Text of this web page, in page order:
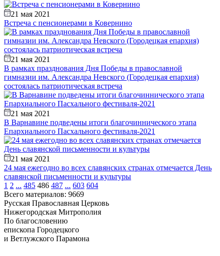
21 мая 2021
Встреча с пенсионерами в Ковернино
21 мая 2021
В рамках празднования Дня Победы в православной
гимназии им. Александра Невского (Городецкая епархия)
состоялась патриотическая встреча
21 мая 2021
В Варнавине подведены итоги благочиннического этапа
Епархиального Пасхального фестиваля-2021
21 мая 2021
24 мая ежегодно во всех славянских странах отмечается День
славянской письменности и культуры
1 2 ... 485 486 487 ... 603 604
Всего материалов: 9669
Русская Православная Церковь
Нижегородская Митрополия
По благословению
епископа Городецкого
и Ветлужского Парамона